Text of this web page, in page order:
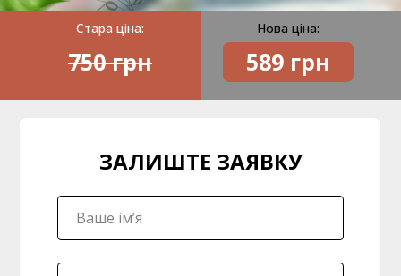
Стара ціна:
750 грн
Нова ціна:
589 грн
ЗАЛИШТЕ ЗАЯВКУ